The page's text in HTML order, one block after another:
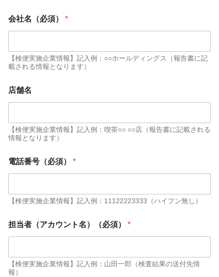
会社名（必須） *
【検便実施企業情報】記入例：○○ホールディングス（報告書に記
載される情報となります）
店舗名
【検便実施企業情報】記入例：喫茶○○ ○○店（報告書に記載される
情報となります）
会
社
必
）
*
電話番号（必須） *
【検便実施企業情報】記入例：11122223333（ハイフン無し）
担当者（アカウント名）（必須） *
【検便実施企業情報】記入例：山田一郎（検査結果の送付先情
報）